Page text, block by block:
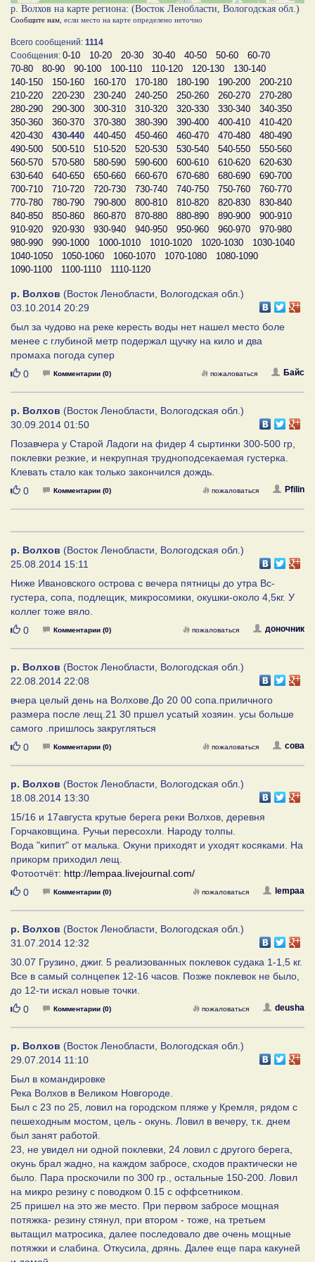
р. Волхов на карте региона: (Восток Ленобласти, Вологодская обл.)
Сообщите нам , если место на карте определено неточно
Всего сообщений: 1114
Сообщения: 0-10 10-20 20-30 30-40 40-50 50-60
60-70
70-80
80-90 90-100 100-110 110-120 120-130
130-140
140-150
150-160 160-170 170-180 180-190 190-200
200-210
210-220
220-230 230-240 240-250 250-260 260-270
270-280
280-290
290-300 300-310 310-320 320-330 330-340
340-350
350-360
360-370 370-380 380-390 390-400 400-410
410-420
420-430
430-440 440-450 450-460 460-470 470-480
480-490
490-500
500-510 510-520 520-530 530-540 540-550
550-560
560-570
570-580 580-590 590-600 600-610 610-620
620-630
630-640
640-650 650-660 660-670 670-680 680-690
690-700
700-710
710-720 720-730 730-740 740-750 750-760
760-770
770-780
780-790 790-800 800-810 810-820 820-830
830-840
840-850
850-860 860-870 870-880 880-890 890-900
900-910
910-920
920-930 930-940 940-950 950-960 960-970
970-980
980-990
990-1000 1000-1010 1010-1020 1020-1030
1030-1040
1040-1050
1050-1060 1060-1070 1070-1080
1080-1090
1090-1100
1100-1110 1110-1120
р. Волхов (Восток Ленобласти, Вологодская обл.)
03.10.2014 20:29
был за чудово на реке кересть воды нет нашел место боле
менее с глубиной метр подержал щучку на кило и два
промаха погода супер
Нравится
0 Комментарии (0) Байс
пожаловаться
р. Волхов (Восток Ленобласти, Вологодская обл.)
30.09.2014 01:50
Позавчера у Старой Ладоги на фидер 4 сыртинки 300-500 гр,
поклевки резкие, и некрупная трудноподсекаемая густерка.
Клевать стало как только закончился дождь.
Нравится
0 Комментарии (0) Pfilin
пожаловаться
р. Волхов (Восток Ленобласти, Вологодская обл.)
25.08.2014 15:11
Ниже Ивановского острова с вечера пятницы до утра Вс-
густера, сопа, подлещик, микросомики, окушки-около 4,5кг. У
коллег тоже вяло.
Нравится
0 Комментарии (0) доночник
пожаловаться
р. Волхов (Восток Ленобласти, Вологодская обл.)
22.08.2014 22:08
вчера целый день на Волхове.До 20 00 сопа.приличного
размера после лещ.21 30 пршел усатый хозяин. усы больше
самого .пришлось закругляться
Нравится
0 Комментарии (0) сова
пожаловаться
р. Волхов (Восток Ленобласти, Вологодская обл.)
18.08.2014 13:30
15/16 и 17августа крутые берега реки Волхов, деревня
Горчаковщина. Ручьи пересохли. Народу толпы.
Вода "кипит" от малька. Окуни приходят и уходят косяками. На
прикорм приходил лещ.
Фотоотчёт: http://lempaa.livejournal.com/
Нравится
0 Комментарии (0) lempaa
пожаловаться
р. Волхов (Восток Ленобласти, Вологодская обл.)
31.07.2014 12:32
30.07 Грузино, джиг. 5 реализованных поклевок судака 1-1,5 кг.
Все в самый солнцепек 12-16 часов. Позже поклевок не было,
до 12-ти искал новые точки.
Нравится
0 Комментарии (0) deusha
пожаловаться
р. Волхов (Восток Ленобласти, Вологодская обл.)
29.07.2014 11:10
Был в командировке
Река Волхов в Великом Новгороде.
Был с 23 по 25, ловил на городском пляже у Кремля, рядом с
пешеходным мостом, цель - окунь. Ловил в вечеру, т.к. днем
был занят работой.
23, не увидел ни одной поклевки, 24 ловил с другого берега,
окунь брал жадно, на каждом забросе, сходов практически не
было. Пара проскочили по 300 гр., остальные 150-200. Ловил
на микро резину с поводком 0.15 с оффсетником.
25 пришел на это же место. При первом забросе мощная
потяжка- резину стянул, при втором - тоже, на третьем
вытащил матросика, далее последовало две очень мощные
потяжки и слабина. Откусила, дрянь. Далее еще пара какуней